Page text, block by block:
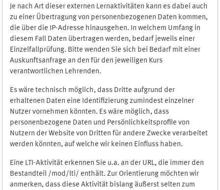
Je nach Art dieser externen Lernaktivitäten kann es dabei auch
zu einer Übertragung von personenbezogenen Daten kommen,
die über die IP-Adresse hinausgehen. In welchem Umfang in
diesem Fall Daten übertragen werden, bedarf jeweils einer
Einzelfallprüfung. Bitte wenden Sie sich bei Bedarf mit einer
Auskunftsanfrage an den für den jeweiligen Kurs
verantwortlichen Lehrenden.
Es wäre technisch möglich, dass Dritte aufgrund der
erhaltenen Daten eine Identifizierung zumindest einzelner
Nutzer vornehmen könnten. Es wäre möglich, dass
personenbezogene Daten und Persönlichkeitsprofile von
Nutzern der Website von Dritten für andere Zwecke verarbeitet
werden könnten, auf welche wir keinen Einfluss haben.
Eine LTI-Aktivität erkennen Sie u.a. an der URL, die immer den
Bestandteil /mod/lti/ enthält. Zur Orientierung möchten wir
anmerken, dass diese Aktivität bislang äußerst selten zum